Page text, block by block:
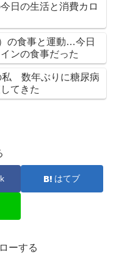
日の生活と消費カロ
の食事と運動…今日
ンの食事だった
私 数年ぶりに糖尿病
てきた
はてブ
ーする